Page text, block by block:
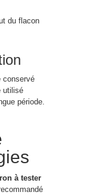
du flacon
conservé
utilisé
période.
à tester